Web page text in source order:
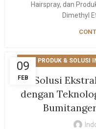
Hairspray, dan
Dimethyl
09
FEB
PRODUK & SOLUSI
Solusi
dengan